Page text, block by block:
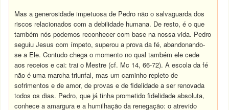
Mas a generosidade impetuosa de Pedro não o salvaguarda dos
riscos relacionados com a debilidade humana. De resto, é o que
também nós podemos reconhecer com base na nossa vida. Pedro
seguiu Jesus com ímpeto, superou a prova da fé, abandonando-
se a Ele. Contudo chega o momento no qual também ele cede
aos receios e cai: trai o Mestre (cf. Mc 14, 66-72). A escola da fé
não é uma marcha triunfal, mas um caminho repleto de
sofrimentos e de amor, de provas e de fidelidade a ser renovada
todos os dias. Pedro, que já tinha prometido fidelidade absoluta,
conhece a amargura e a humilhação da renegação: o atrevido